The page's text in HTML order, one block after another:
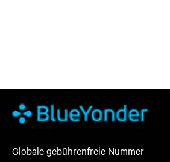
Globale gebührenfreie Nummer